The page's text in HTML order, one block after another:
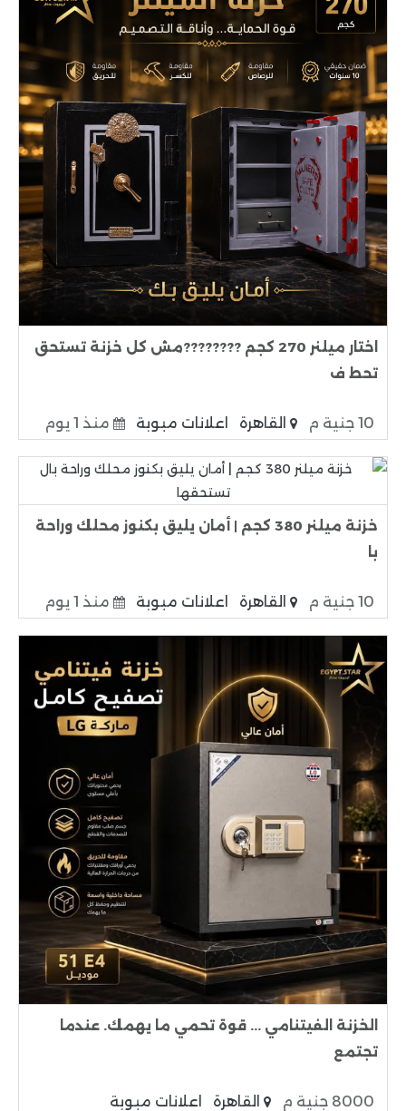
اختار ميلنر 270 كجم ????????مش كل خزنة تستحق
تحط ف
10 جنية م القاهرة اعلانات مبوبة منذ 1 يوم
خزنة ميلنر 380 كجم | أمان يليق بكنوز محلك وراحة
با
10 جنية م القاهرة اعلانات مبوبة منذ 1 يوم
الخزنة الفيتنامي ... قوة تحمي ما يهمك. عندما
تجتمع
8000 جنية م القاهرة
اعلانات مبوبة